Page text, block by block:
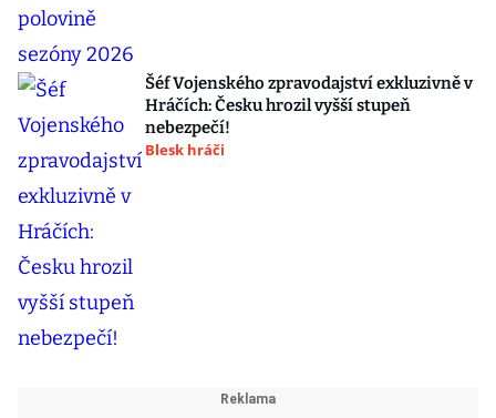
Šéf Vojenského zpravodajství exkluzivně v
Hráčích: Česku hrozil vyšší stupeň
nebezpečí!
Blesk hráči